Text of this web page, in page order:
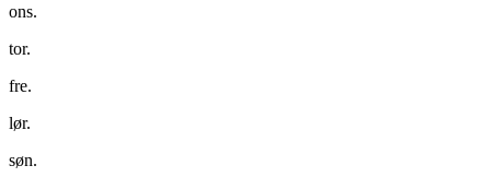
ons.
tor.
fre.
lør.
søn.